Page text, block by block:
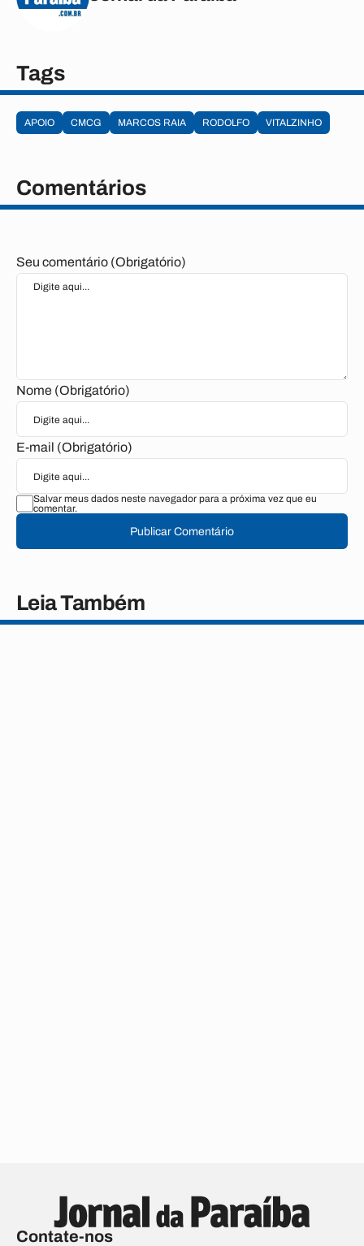
Tags
APOIO CMCG MARCOS RAIA RODOLFO VITALZINHO
Comentários
Seu comentário (Obrigatório)
Nome (Obrigatório)
E-mail (Obrigatório)
Salvar meus dados neste navegador para a próxima vez que eu
comentar.
Publicar Comentário
Leia Também
Contate-nos